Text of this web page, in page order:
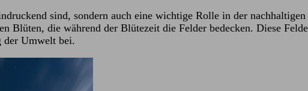
sind, sondern auch eine wichtige Rolle in der
Blüten, die während der Blütezeit die Felder bedecken. Diese
der Umwelt bei.